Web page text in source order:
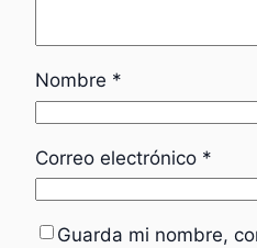
Nombre *
Correo electrónico *
Guarda mi nombre,